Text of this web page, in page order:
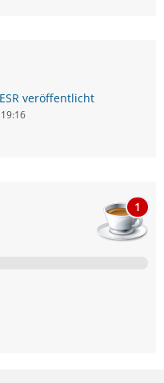
veröffentlicht
1